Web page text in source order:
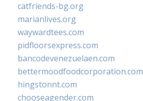
catfriends-bg.org
marianlives.org
waywardtees.com
pidfloorsexpress.com
bancodevenezuelaen.com
bettermoodfoodcorporation.com
hingstonnt.com
chooseagender.com